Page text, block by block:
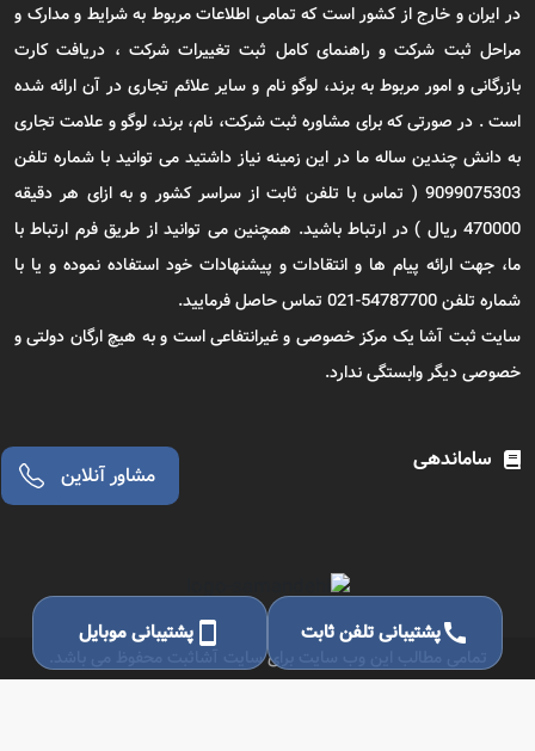
در ایران و خارج از کشور است که تمامی اطلاعات مربوط به شرایط و مدارک و
مراحل ثبت شرکت و راهنمای کامل ثبت تغییرات شرکت ، دریافت کارت
بازرگانی و امور مربوط به برند، لوگو نام و سایر علائم تجاری در آن ارائه شده
است . در صورتی که برای مشاوره ثبت شرکت، نام، برند، لوگو و علامت تجاری
به دانش چندین ساله ما در این زمینه نیاز داشتید می توانید با شماره تلفن
9099075303 ( تماس با تلفن ثابت از سراسر کشور و به ازای هر دقیقه
470000 ریال ) در ارتباط باشید. همچنین می توانید از طریق فرم ارتباط با
ما، جهت ارائه پیام ها و انتقادات و پیشنهادات خود استفاده نموده و یا با
شماره تلفن 54787700-021 تماس حاصل فرمایید.
سایت ثبت آشا یک مرکز خصوصی و غیرانتفاعی است و به هیچ ارگان دولتی و
خصوصی دیگر وابستگی ندارد.
ساماندهی
تمامی مطالب این وب سایت برای سایت آشاثبت محفوظ می باشد.
callپشتیبانی تلفن ثابت smartphoneپشتیبانی موبایل